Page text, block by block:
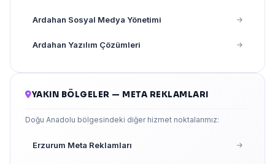
Ardahan Sosyal Medya Yönetimi
Ardahan Yazılım Çözümleri
YAKIN BÖLGELER — META REKLAMLARI
Doğu Anadolu bölgesindeki diğer hizmet noktalarımız:
Erzurum Meta Reklamları